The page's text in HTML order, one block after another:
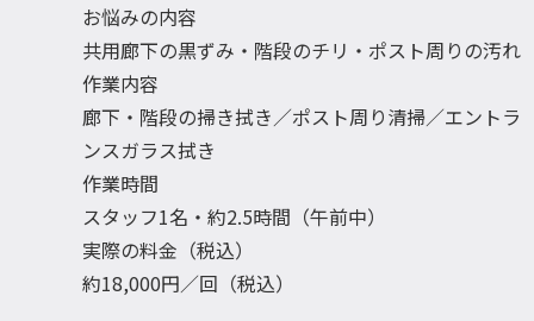
お悩みの内容
共用廊下の黒ずみ・階段のチリ・ポスト周りの汚れ
作業内容
廊下・階段の掃き拭き／ポスト周り清掃／エントラ
ンスガラス拭き
作業時間
スタッフ1名・約2.5時間（午前中）
実際の料金（税込）
約18,000円／回（税込）